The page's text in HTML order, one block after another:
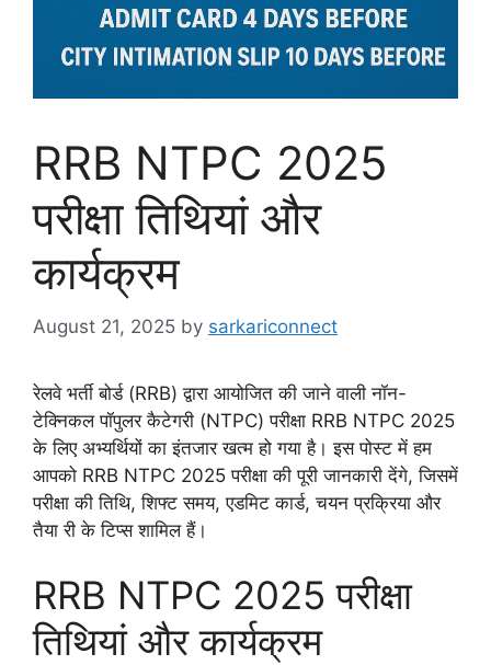
RRB NTPC 2025
परीक्षा तिथियां और
कार्यक्रम
August 21, 2025 by sarkariconnect
रेलवे भर्ती बोर्ड (RRB) द्वारा आयोजित की जाने वाली नॉन-
टेक्निकल पॉपुलर कैटेगरी (NTPC) परीक्षा RRB NTPC 2025
के लिए अभ्यर्थियों का इंतजार खत्म हो गया है। इस पोस्ट में हम
आपको RRB NTPC 2025 परीक्षा की पूरी जानकारी देंगे, जिसमें
परीक्षा की तिथि, शिफ्ट समय, एडमिट कार्ड, चयन प्रक्रिया और
तैया री के टिप्स शामिल हैं।
RRB NTPC 2025 परीक्षा
तिथियां और कार्यक्रम